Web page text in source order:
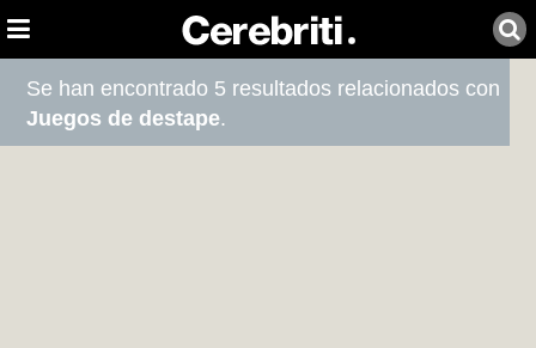
Se han encontrado 5 resultados relacionados con
Juegos de destape.